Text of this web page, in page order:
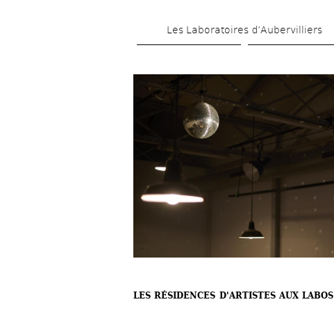
Les Laboratoires d’Aubervilliers
LES RÉSIDENCES D'ARTISTES AUX LABOS